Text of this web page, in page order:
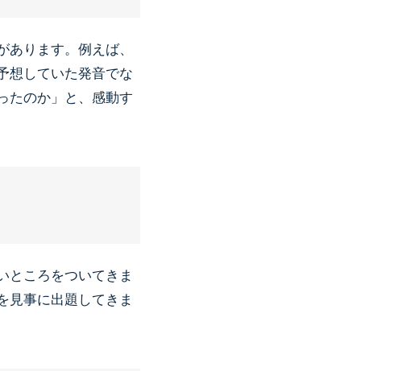
ります。例えば、
想していた発音でな
たのか」と、感動す
ところをついてきま
見事に出題してきま